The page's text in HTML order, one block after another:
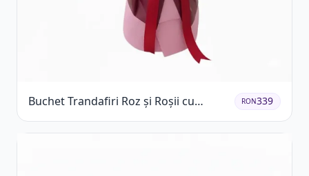
Buchet Trandafiri Roz și Roșii cu
Eucalipt și Gypsophila
RON339